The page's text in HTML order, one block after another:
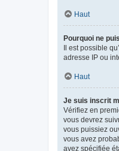
Haut
Pourquoi ne
Il est possible
adresse IP ou
Haut
Je suis inscrit
Vérifiez en
vous devrez
vous puissiez
vous avez
avez spécifiée